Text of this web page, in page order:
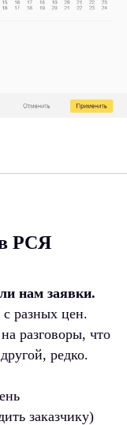
РСЯ
нам заявки.
разных цен.
разговоры, что
редко.
заказчику)